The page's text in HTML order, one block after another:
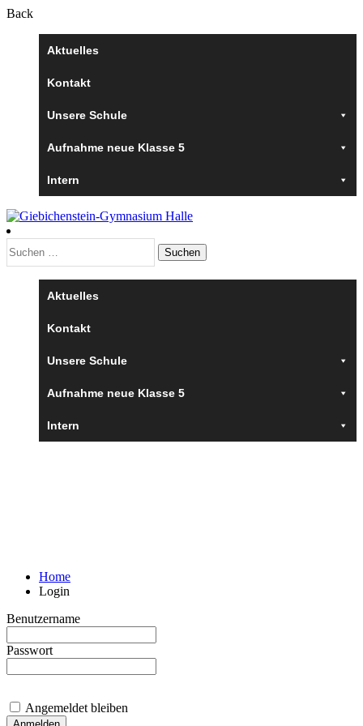
Back
Aktuelles
Kontakt
Unsere Schule
Aufnahme neue Klasse 5
Intern
nach:
Aktuelles
Kontakt
Unsere Schule
Aufnahme neue Klasse 5
Intern
Home
Login
Benutzername
Passwort
Angemeldet bleiben